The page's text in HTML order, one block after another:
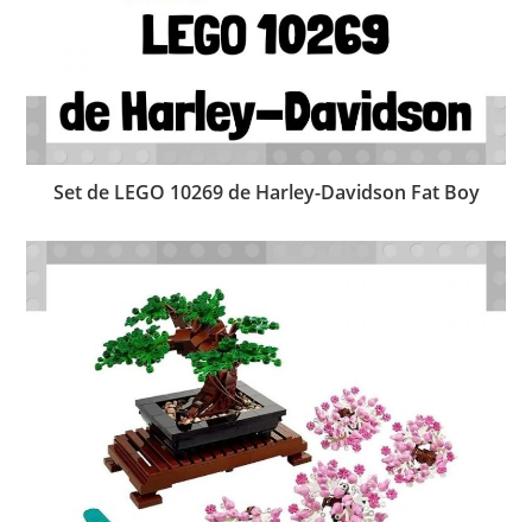
Set de LEGO 10269 de Harley-Davidson Fat Boy